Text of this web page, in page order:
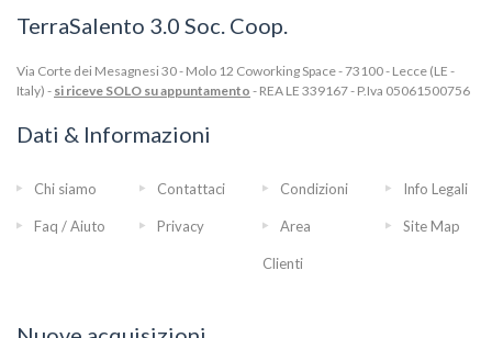
TerraSalento 3.0 Soc. Coop.
Via Corte dei Mesagnesi 30 - Molo 12 Coworking Space - 73100 - Lecce (LE -
Italy) - si riceve SOLO su appuntamento - REA LE 339167 - P.Iva 05061500756
Dati & Informazioni
Chi siamo Contattaci Condizioni Info Legali
Faq / Aiuto Privacy Area
Clienti
Site Map